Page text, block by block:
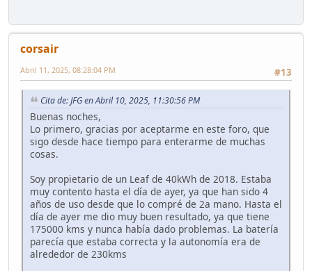
corsair
#13
Abril 11, 2025, 08:28:04 PM
Cita de: JFG en Abril 10, 2025, 11:30:56 PM
Buenas noches,
Lo primero, gracias por aceptarme en este foro, que
sigo desde hace tiempo para enterarme de muchas
cosas.
Soy propietario de un Leaf de 40kWh de 2018. Estaba
muy contento hasta el día de ayer, ya que han sido 4
años de uso desde que lo compré de 2a mano. Hasta el
día de ayer me dio muy buen resultado, ya que tiene
175000 kms y nunca había dado problemas. La batería
parecía que estaba correcta y la autonomía era de
alrededor de 230kms